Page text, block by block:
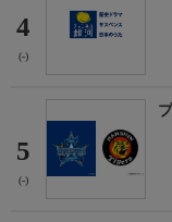
4
(-)
5
(-)